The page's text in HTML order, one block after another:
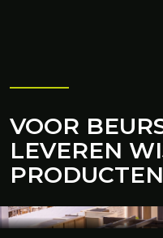
VOOR
LEVEREN
PRODUCTEN
HOUTBOUW